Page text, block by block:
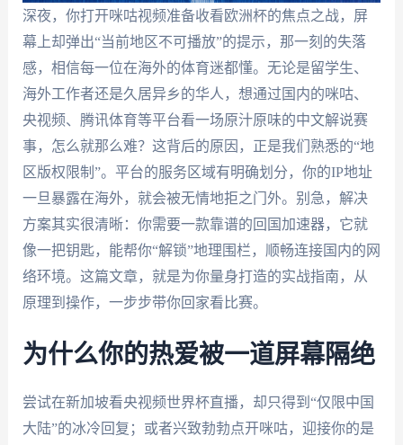
深夜，你打开咪咕视频准备收看欧洲杯的焦点之战，屏
幕上却弹出“当前地区不可播放”的提示，那一刻的失落
感，相信每一位在海外的体育迷都懂。无论是留学生、
海外工作者还是久居异乡的华人，想通过国内的咪咕、
央视频、腾讯体育等平台看一场原汁原味的中文解说赛
事，怎么就那么难？这背后的原因，正是我们熟悉的“地
区版权限制”。平台的服务区域有明确划分，你的IP地址
一旦暴露在海外，就会被无情地拒之门外。别急，解决
方案其实很清晰：你需要一款靠谱的回国加速器，它就
像一把钥匙，能帮你“解锁”地理围栏，顺畅连接国内的网
络环境。这篇文章，就是为你量身打造的实战指南，从
原理到操作，一步步带你回家看比赛。
为什么你的热爱被一道屏幕隔绝
尝试在新加坡看央视频世界杯直播，却只得到“仅限中国
大陆”的冰冷回复；或者兴致勃勃点开咪咕，迎接你的是